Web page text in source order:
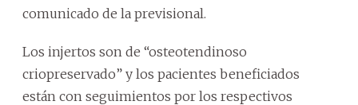
comunicado de la previsional.
Los injertos son de “osteotendinoso
criopreservado” y los pacientes beneficiados
están con seguimientos por los respectivos